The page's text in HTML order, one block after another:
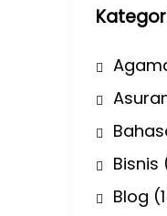
Bisnis
Blog